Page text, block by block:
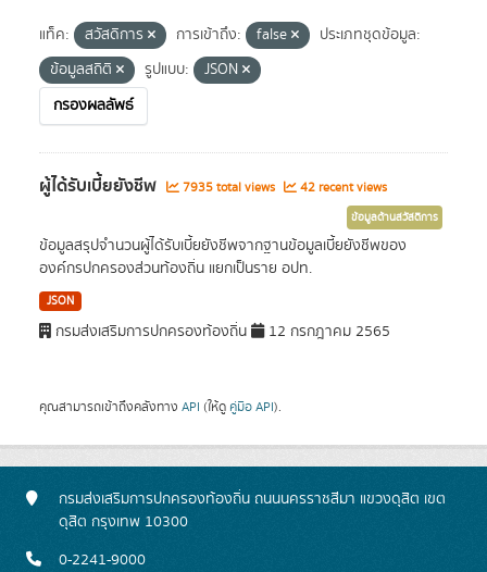
แท็ค: สวัสดิการ การเข้าถึง: false
ประเภทชุดข้อมูล:
ข้อมูลสถิติ
รูปแบบ:
JSON
กรองผลลัพธ์
ผู้ได้รับเบี้ยยังชีพ 7935 total views 42 recent views
ข้อมูลด้านสวัสดิการ
ข้อมูลสรุปจำนวนผู้ได้รับเบี้ยยังชีพจากฐานข้อมูลเบี้ยยังชีพของ
องค์กรปกครองส่วนท้องถิ่น แยกเป็นราย อปท.
JSON
กรมส่งเสริมการปกครองท้องถิ่น 12 กรกฎาคม 2565
คุณสามารถเข้าถึงคลังทาง API (ให้ดู คู่มือ API).
กรมส่งเสริมการปกครองท้องถิ่น ถนนนครราชสีมา แขวงดุสิต เขต
ดุสิต กรุงเทพ 10300
0-2241-9000